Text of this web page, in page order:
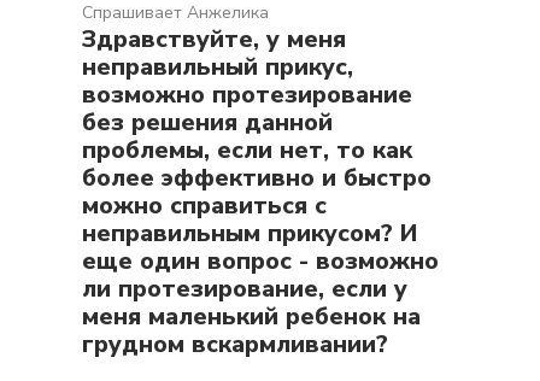
Спрашивает Анжелика
Здравствуйте, у меня
неправильный прикус,
возможно протезирование
без решения данной
проблемы, если нет, то как
более эффективно и быстро
можно справиться с
неправильным прикусом? И
еще один вопрос - возможно
ли протезирование, если у
меня маленький ребенок на
грудном вскармливании?